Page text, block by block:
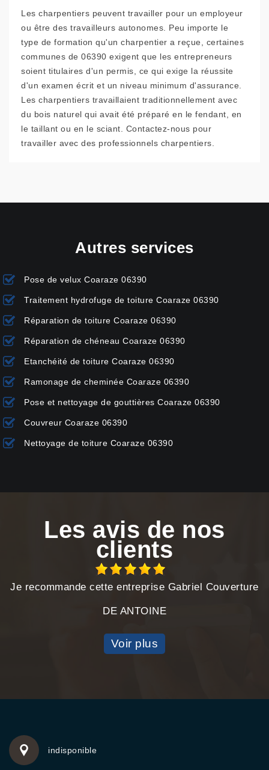
Les charpentiers peuvent travailler pour un employeur
ou être des travailleurs autonomes. Peu importe le
type de formation qu'un charpentier a reçue, certaines
communes de 06390 exigent que les entrepreneurs
soient titulaires d'un permis, ce qui exige la réussite
d'un examen écrit et un niveau minimum d'assurance.
Les charpentiers travaillaient traditionnellement avec
du bois naturel qui avait été préparé en le fendant, en
le taillant ou en le sciant. Contactez-nous pour
travailler avec des professionnels charpentiers.
Autres services
Pose de velux Coaraze 06390
Traitement hydrofuge de toiture Coaraze 06390
Réparation de toiture Coaraze 06390
Réparation de chéneau Coaraze 06390
Etanchéité de toiture Coaraze 06390
Ramonage de cheminée Coaraze 06390
Pose et nettoyage de gouttières Coaraze 06390
Couvreur Coaraze 06390
Nettoyage de toiture Coaraze 06390
Les avis de nos
clients
Je recommande cette entreprise Gabriel Couverture
DE ANTOINE
Voir plus
indisponible